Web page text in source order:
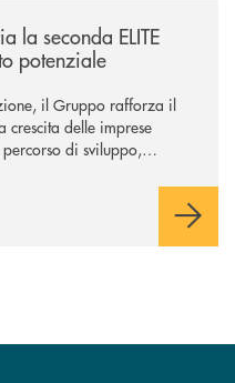
la seconda ELITE
potenziale
il Gruppo rafforza il
crescita delle imprese
di sviluppo,